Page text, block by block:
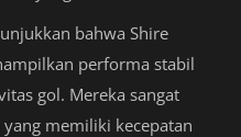
bahwa Shire
performa stabil
gol. Mereka sangat
memiliki kecepatan